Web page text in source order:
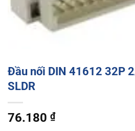
Đầu nối DIN 41612 32P
SLDR
76.180 ₫